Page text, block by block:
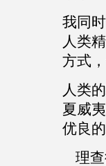
我同
人类
方式
人类
夏威
优良的
理查